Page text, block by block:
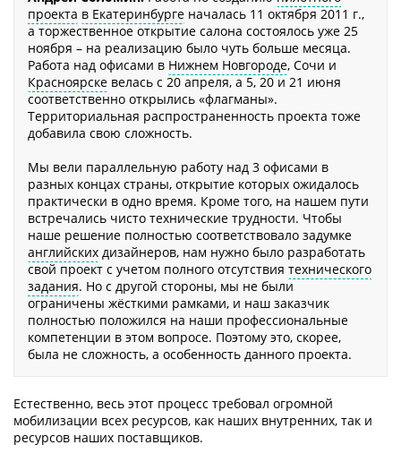
проекта в Екатеринбурге началась 11 октября 2011 г.,
а торжественное открытие салона состоялось уже 25
ноября – на реализацию было чуть больше месяца.
Работа над офисами в Нижнем Новгороде, Сочи и
Красноярске велась с 20 апреля, а 5, 20 и 21 июня
соответственно открылись «флагманы».
Территориальная распространенность проекта тоже
добавила свою сложность.
Мы вели параллельную работу над 3 офисами в
разных концах страны, открытие которых ожидалось
практически в одно время. Кроме того, на нашем пути
встречались чисто технические трудности. Чтобы
наше решение полностью соответствовало задумке
английских дизайнеров, нам нужно было разработать
свой проект с учетом полного отсутствия технического
задания. Но с другой стороны, мы не были
ограничены жёсткими рамками, и наш заказчик
полностью положился на наши профессиональные
компетенции в этом вопросе. Поэтому это, скорее,
была не сложность, а особенность данного проекта.
Естественно, весь этот процесс требовал огромной
мобилизации всех ресурсов, как наших внутренних, так и
ресурсов наших поставщиков.